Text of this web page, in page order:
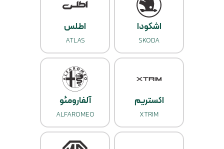
اشکودا
SKODA
اطلس
ATLAS
اکستریم
XTRIM
آلفارومئو
ALFAROMEO